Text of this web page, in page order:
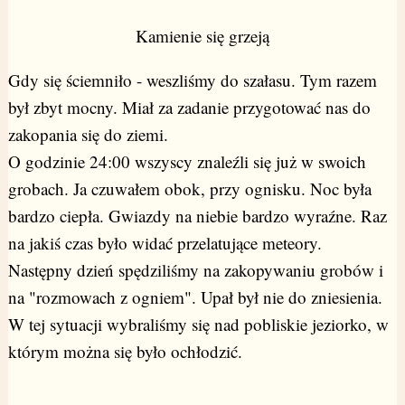
Kamienie się grzeją
Gdy się ściemniło - weszliśmy do szałasu. Tym razem
był zbyt mocny. Miał za zadanie przygotować nas do
zakopania się do ziemi.
O godzinie 24:00 wszyscy znaleźli się już w swoich
grobach. Ja czuwałem obok, przy ognisku. Noc była
bardzo ciepła. Gwiazdy na niebie bardzo wyraźne. Raz
na jakiś czas było widać przelatujące meteory.
Następny dzień spędziliśmy na zakopywaniu grobów i
na "rozmowach z ogniem". Upał był nie do zniesienia.
W tej sytuacji wybraliśmy się nad pobliskie jeziorko, w
którym można się było ochłodzić.